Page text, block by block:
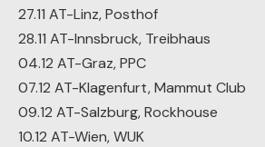
27.11 AT-Linz, Posthof
28.11 AT-Innsbruck, Treibhaus
04.12 AT-Graz, PPC
07.12 AT-Klagenfurt, Mammut Club
09.12 AT-Salzburg, Rockhouse
10.12 AT-Wien, WUK